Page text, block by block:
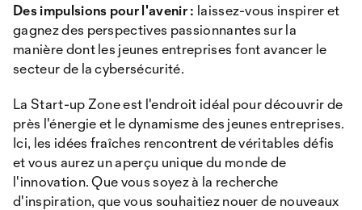
Des impulsions pour l'avenir : laissez-vous inspirer et
gagnez des perspectives passionnantes sur la
manière dont les jeunes entreprises font avancer le
secteur de la cybersécurité.
La Start-up Zone est l'endroit idéal pour découvrir de
près l'énergie et le dynamisme des jeunes entreprises.
Ici, les idées fraîches rencontrent de véritables défis
et vous aurez un aperçu unique du monde de
l'innovation. Que vous soyez à la recherche
d'inspiration, que vous souhaitiez nouer de nouveaux